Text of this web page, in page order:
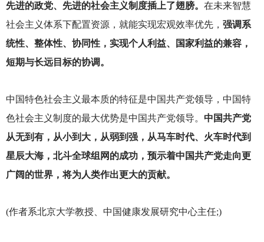
先进的政党、先进的社会主义制度插上了翅膀。 在未来智慧
社会主义体系下配置资源，就能实现宏观效率优先， 强调系
统性、整体性、协同性，实现个人利益、国家利益的兼容，
短期与长远目标的协调。
中国特色社会主义最本质的特征是中国共产党领导，中国特
色社会主义制度的最大优势是中国共产党领导。 中国共产党
从无到有，从小到大，从弱到强，从马车时代、火车时代到
星辰大海，北斗全球组网的成功，预示着中国共产党走向更
广阔的世界，将为人类作出更大的贡献。
(作者系北京大学教授、中国健康发展研究中心主任;)